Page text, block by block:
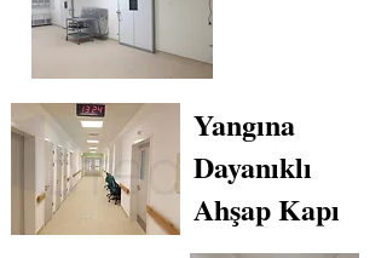
Yangına
Dayanıklı
Ahşap Kapı